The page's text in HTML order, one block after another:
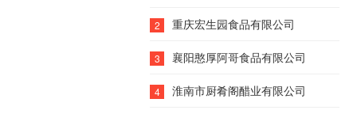
2 重庆宏生园食品有限公司
3 襄阳憨厚阿哥食品有限公司
4 淮南市厨肴阁醋业有限公司